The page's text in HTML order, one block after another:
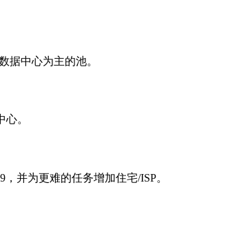
据中心为主的池。
。
并为更难的任务增加住宅/ISP。